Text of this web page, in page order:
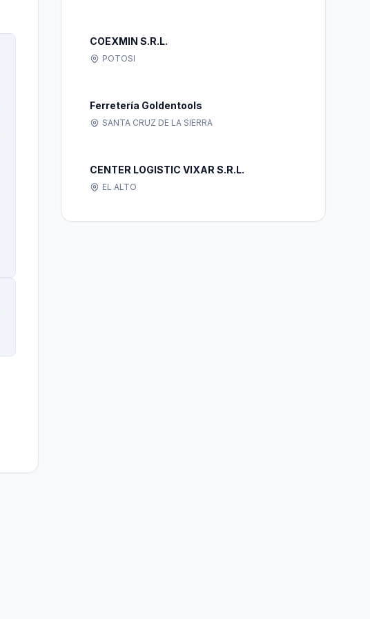
COEXMIN S.R.L.
POTOSI
Ferretería Goldentools
SANTA CRUZ DE LA SIERRA
CENTER LOGISTIC VIXAR S.R.L.
EL ALTO